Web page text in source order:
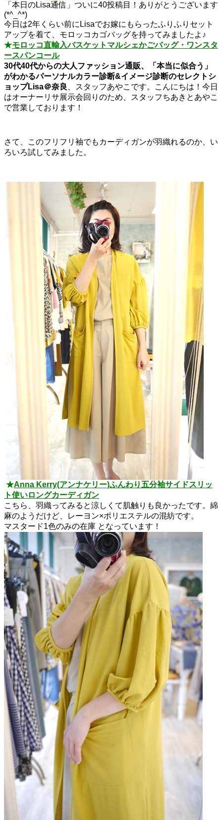
「本日のLisa通信」ついに40投稿目！ありがとうございます
(*^_^*)
今日は2年くらい前にLisaでお嫁にもらったふりふりセット
アップを着て、モロッコカゴバッグを持ってみましたよ♪
★モロッコ直輸入バスケットマルシェかごバッグ・ワンスタ
ースパンコール
30代40代からの大人ファッション通販、
「本当に似合う」
がわかるパーソナルカラー診断&イメージ診断のセレクトシ
ョップLisa＠奈良
、スタッフあやこです。こんにちは！今日
はオーナーリサ展示会回りのため、スタッフちあきとあやこ
で営業しております！
さて、このフリフリ袖でもカーディガンが羽織れるのか、い
ろいろ試してみました。
★Anna Kerry(アンナケリー)ふんわり五分袖サイドスリッ
ト使いロングカーディガン
こちら、羽織ってみると涼しくて肌触りも良かったです。綿
麻のようだけど、レーヨン×ポリエステルの混紡です。
マスタード1色のみの在庫 となっています！